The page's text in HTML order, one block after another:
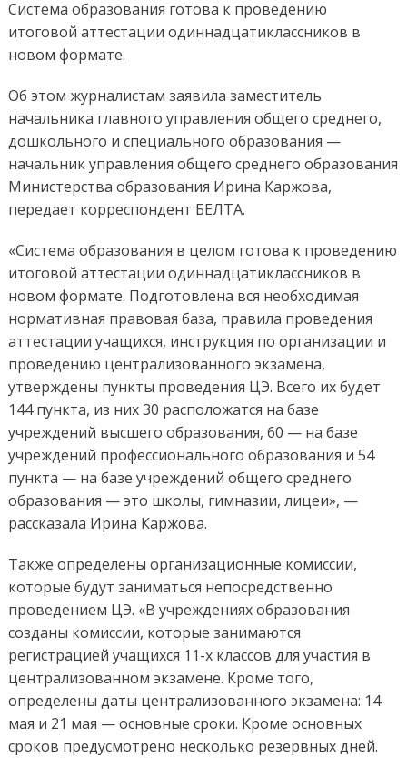
Система образования готова к проведению
итоговой аттестации одиннадцатиклассников в
новом формате.
Об этом журналистам заявила заместитель
начальника главного управления общего среднего,
дошкольного и специального образования —
начальник управления общего среднего образования
Министерства образования Ирина Каржова,
передает корреспондент БЕЛТА.
«Система образования в целом готова к проведению
итоговой аттестации одиннадцатиклассников в
новом формате. Подготовлена вся необходимая
нормативная правовая база, правила проведения
аттестации учащихся, инструкция по организации и
проведению централизованного экзамена,
утверждены пункты проведения ЦЭ. Всего их будет
144 пункта, из них 30 расположатся на базе
учреждений высшего образования, 60 — на базе
учреждений профессионального образования и 54
пункта — на базе учреждений общего среднего
образования — это школы, гимназии, лицеи», —
рассказала Ирина Каржова.
Также определены организационные комиссии,
которые будут заниматься непосредственно
проведением ЦЭ. «В учреждениях образования
созданы комиссии, которые занимаются
регистрацией учащихся 11-х классов для участия в
централизованном экзамене. Кроме того,
определены даты централизованного экзамена: 14
мая и 21 мая — основные сроки. Кроме основных
сроков предусмотрено несколько резервных дней.